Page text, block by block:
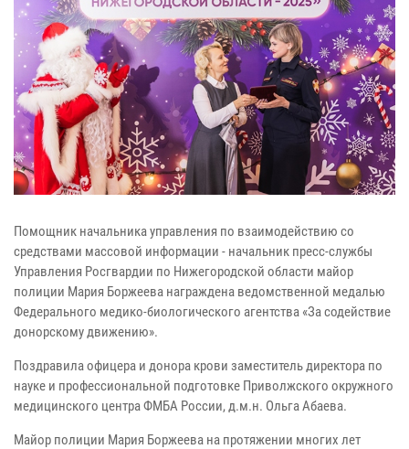
Помощник начальника управления по взаимодействию со
средствами массовой информации - начальник пресс-службы
Управления Росгвардии по Нижегородской области майор
полиции Мария Боржеева награждена ведомственной медалью
Федерального медико-биологического агентства «За содействие
донорскому движению».
Поздравила офицера и донора крови заместитель директора по
науке и профессиональной подготовке Приволжского окружного
медицинского центра ФМБА России, д.м.н. Ольга Абаева.
Майор полиции Мария Боржеева на протяжении многих лет